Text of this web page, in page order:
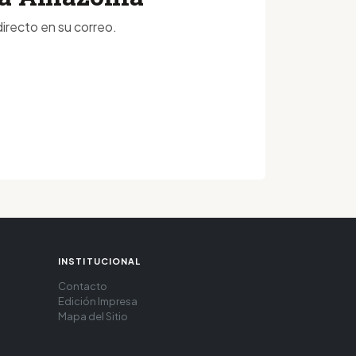
en su correo.
INSTITUCIONAL
Contacto
Edición Impresa
Mapa del Sitio